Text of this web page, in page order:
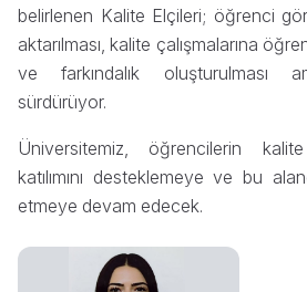
belirlenen Kalite Elçileri; öğrenci
aktarılması, kalite çalışmalarına
ve farkındalık oluşturulması
sürdürüyor.
Üniversitemiz, öğrencilerin
katılımını desteklemeye ve bu
etmeye devam edecek.